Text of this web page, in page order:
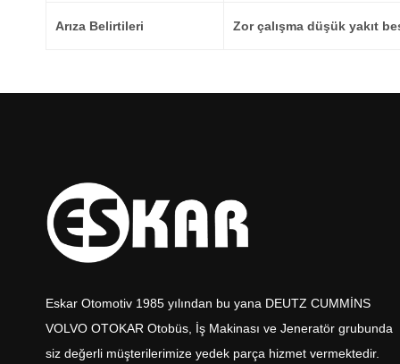
Arıza Belirtileri Zor çalışma düşük yakıt
Eskar Otomotiv 1985 yılından bu yana DEUTZ CUMMİNS
VOLVO OTOKAR Otobüs, İş Makinası ve Jeneratör grubunda
siz değerli müşterilerimize yedek parça hizmet vermektedir.